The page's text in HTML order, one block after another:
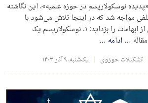
نوسکولاریسم در حوزه علمیه»، این نگاشته
مواجه شد که در اینجا تلاش می‌شود با
روشنگری بیشتر، پاره ای از ابهامات را بزداید: ۱. نوسکولاریسم یک
…ادامه …
تشکیلات حوزوی یک‌شنبه، ۹ آذر ۱۴۰۴